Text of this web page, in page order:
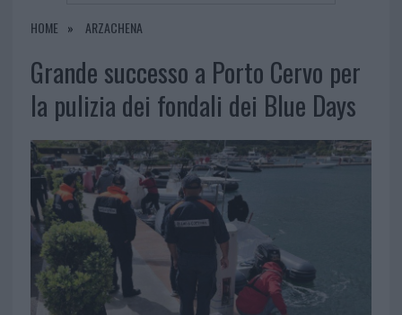
HOME ARZACHENA
Grande successo a Porto Cervo per
la pulizia dei fondali dei Blue Days